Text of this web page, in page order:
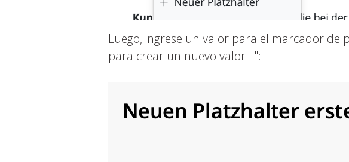
Luego, ingrese un valor para el marcador de
para crear un nuevo valor...":